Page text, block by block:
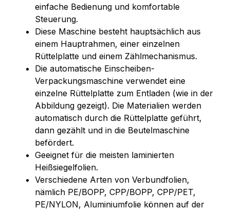
einfache Bedienung und komfortable
Steuerung.
Diese Maschine besteht hauptsächlich aus
einem Hauptrahmen, einer einzelnen
Rüttelplatte und einem Zählmechanismus.
Die automatische Einscheiben-
Verpackungsmaschine verwendet eine
einzelne Rüttelplatte zum Entladen (wie in der
Abbildung gezeigt). Die Materialien werden
automatisch durch die Rüttelplatte geführt,
dann gezählt und in die Beutelmaschine
befördert.
Geeignet für die meisten laminierten
Heißsiegelfolien.
Verschiedene Arten von Verbundfolien,
nämlich PE/BOPP, CPP/BOPP, CPP/PET,
PE/NYLON, Aluminiumfolie können auf der